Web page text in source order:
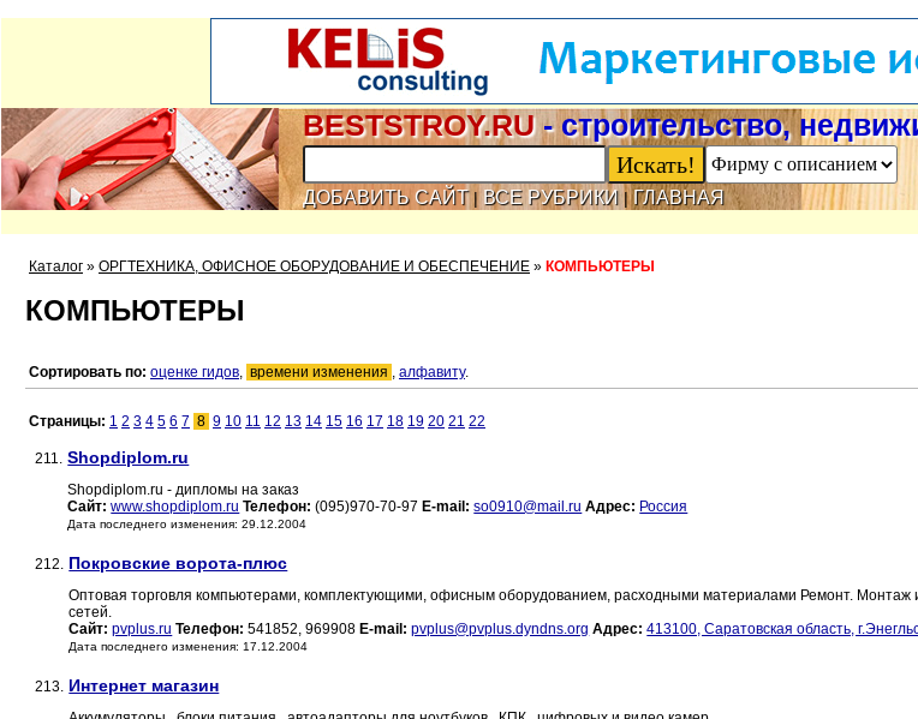
BESTSTROY.RU - строительство,
ДОБАВИТЬ САЙТ| ВСЕ РУБРИКИ | ГЛАВНАЯ
Каталог » ОРГТЕХНИКА, ОФИСНОЕ ОБОРУДОВАНИЕ И ОБЕСПЕЧЕНИЕ » КОМПЬЮТЕРЫ
КОМПЬЮТЕРЫ
Сортировать по: оценке гидов, времени изменения , алфавиту.
Страницы: 1 2 3 4 5 6 7 8 9 10 11 12 13 14 15 16 17 18 19 20 21 22
211. Shopdiplom.ru
Shopdiplom.ru - дипломы на заказ
Сайт: www.shopdiplom.ru Телефон: (095)970-70-97 E-mail: so0910@mail.ru Адрес: Россия
Дата последнего изменения: 29.12.2004
212. Покровские ворота-плюс
Оптовая торговля компьютерами, комплектующими, офисным оборудованием, расходными материалами Ремонт. Монтаж
сетей.
Сайт: pvplus.ru Телефон: 541852, 969908 E-mail: pvplus@pvplus.dyndns.org Адрес: 413100, Саратовская область,
Дата последнего изменения: 17.12.2004
213. Интернет магазин